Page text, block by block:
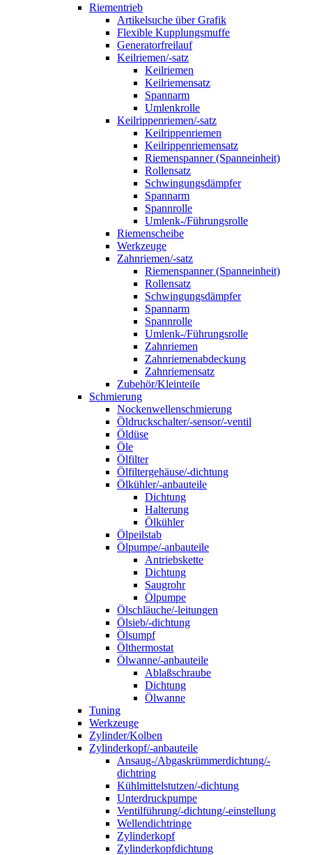
Riementrieb
Artikelsuche über Grafik
Flexible Kupplungsmuffe
Generatorfreilauf
Keilriemen/-satz
Keilriemen
Keilriemensatz
Spannarm
Umlenkrolle
Keilrippenriemen/-satz
Keilrippenriemen
Keilrippenriemensatz
Riemenspanner (Spanneinheit)
Rollensatz
Schwingungsdämpfer
Spannarm
Spannrolle
Umlenk-/Führungsrolle
Riemenscheibe
Werkzeuge
Zahnriemen/-satz
Riemenspanner (Spanneinheit)
Rollensatz
Schwingungsdämpfer
Spannarm
Spannrolle
Umlenk-/Führungsrolle
Zahnriemen
Zahnriemenabdeckung
Zahnriemensatz
Zubehör/Kleinteile
Schmierung
Nockenwellenschmierung
Öldruckschalter/-sensor/-ventil
Öldüse
Öle
Ölfilter
Ölfiltergehäuse/-dichtung
Ölkühler/-anbauteile
Dichtung
Halterung
Ölkühler
Ölpeilstab
Ölpumpe/-anbauteile
Antriebskette
Dichtung
Saugrohr
Ölpumpe
Ölschläuche/-leitungen
Ölsieb/-dichtung
Ölsumpf
Ölthermostat
Ölwanne/-anbauteile
Ablaßschraube
Dichtung
Ölwanne
Tuning
Werkzeuge
Zylinder/Kolben
Zylinderkopf/-anbauteile
Ansaug-/Abgaskrümmerdichtung/-
dichtring
Kühlmittelstutzen/-dichtung
Unterdruckpumpe
Ventilführung/-dichtung/-einstellung
Wellendichtringe
Zylinderkopf
Zylinderkopfdichtung